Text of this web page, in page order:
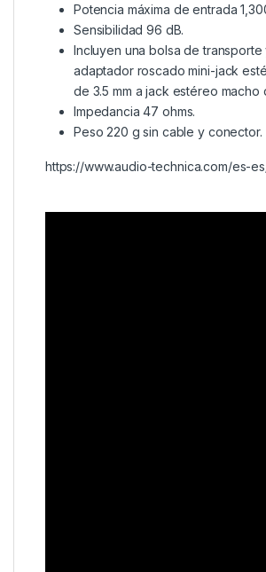
Potencia máxima de entrada
Sensibilidad 96 dB.
Incluyen una bolsa de transporte
adaptador roscado mini-jack
de 3.5 mm a jack estéreo macho
Impedancia 47 ohms.
Peso 220 g sin cable y conector.
https://www.audio-technica.com/es-